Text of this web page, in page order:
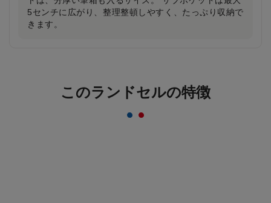
一般的な反射材はシルバーカラーが多いのに対し、安
ピカッは素材の上に特殊加工を施すことにより、素材
5センチに広がり、整理整頓しやすく、たっぷり収納で
きます。
このランドセルの特徴